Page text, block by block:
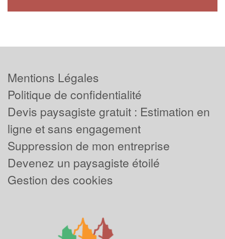
Mentions Légales
Politique de confidentialité
Devis paysagiste gratuit : Estimation en
ligne et sans engagement
Suppression de mon entreprise
Devenez un paysagiste étoilé
Gestion des cookies